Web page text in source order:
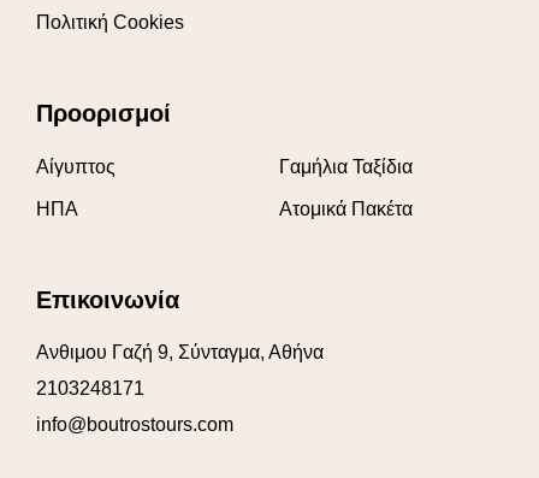
Πολιτική Cookies
Προορισμοί
Αίγυπτος
ΗΠΑ
Γαμήλια Ταξίδια
Ατομικά Πακέτα
Επικοινωνία
Ανθιμου Γαζή 9, Σύνταγμα, Αθήνα
2103248171
info@boutrostours.com